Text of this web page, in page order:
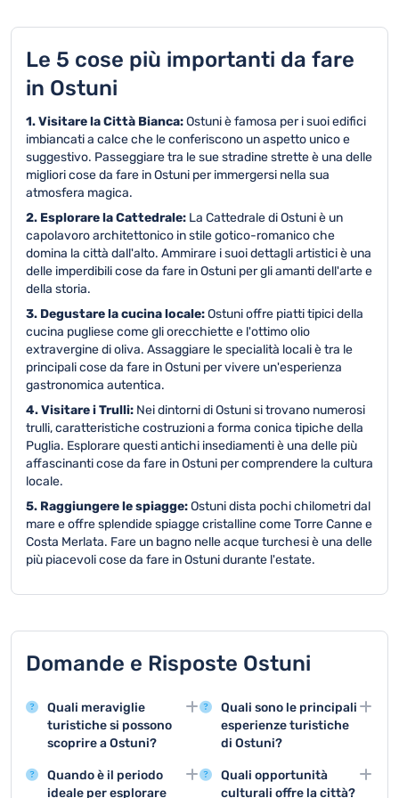
Le 5 cose più importanti da fare
in Ostuni
1. Visitare la Città Bianca:Ostuni è famosa per i suoi edifici
imbiancati a calce che le conferiscono un aspetto unico e
suggestivo. Passeggiare tra le sue stradine strette è una delle
migliori cose da fare in Ostuni per immergersi nella sua
atmosfera magica.
2. Esplorare la Cattedrale: La Cattedrale di Ostuni è un
capolavoro architettonico in stile gotico-romanico che
domina la città dall'alto. Ammirare i suoi dettagli artistici è una
delle imperdibili cose da fare in Ostuni per gli amanti dell'arte e
della storia.
3. Degustare la cucina locale:Ostuni offre piatti tipici della
cucina pugliese come gli orecchiette e l'ottimo olio
extravergine di oliva. Assaggiare le specialità locali è tra le
principali cose da fare in Ostuni per vivere un'esperienza
gastronomica autentica.
4. Visitare i Trulli: Nei dintorni di Ostuni si trovano numerosi
trulli, caratteristiche costruzioni a forma conica tipiche della
Puglia. Esplorare questi antichi insediamenti è una delle più
affascinanti cose da fare in Ostuni per comprendere la cultura
locale.
5. Raggiungere le spiagge:Ostuni dista pochi chilometri dal
mare e offre splendide spiagge cristalline come Torre Canne e
Costa Merlata. Fare un bagno nelle acque turchesi è una delle
più piacevoli cose da fare in Ostuni durante l'estate.
Domande e Risposte Ostuni
Quali meraviglie
turistiche si possono
scoprire a Ostuni?
Ostuni offre il Centro
Storico Bianco, la
Quando è il periodo
ideale per esplorare
Quali sono le principali
esperienze turistiche
di Ostuni?
Le principali attività
includono tour del
Quali opportunità
culturali offre la città?